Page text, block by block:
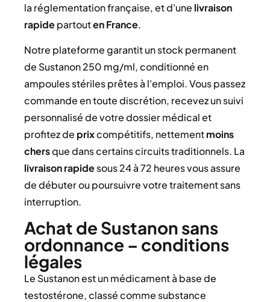
la réglementation française, et d'une livraison
rapidepartouten France.
Notre plateforme garantit un stock permanent
de Sustanon 250 mg/ml, conditionné en
ampoules stériles prêtes à l'emploi. Vous passez
commande en toute discrétion, recevez un suivi
personnalisé de votre dossier médical et
profitez de prixcompétitifs, nettementmoins
chersque dans certains circuits traditionnels. La
livraison rapidesous 24 à 72 heures vous assure
de débuter ou poursuivre votre traitement sans
interruption.
Achat de Sustanon sans
ordonnance – conditions
légales
Le Sustanon est un médicament à base de
testostérone, classé comme substance